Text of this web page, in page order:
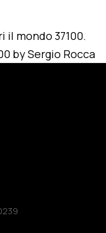
il mondo 37100.